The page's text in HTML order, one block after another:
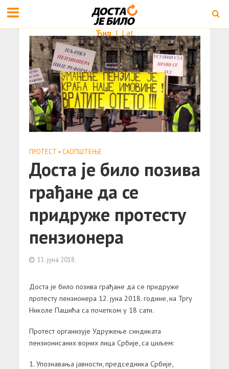
Ћир | Lat
ПРОТЕСТ • САОПШТЕЊE
Доста је било позива
грађане да се
придруже протесту
пензионера
11. јуна 2018.
Доста је било позива грађане да се придруже
протесту пензионера 12. jуна 2018. године, на Тргу
Николе Пашића са почетком у 18 сати.
Протест организује Удружење синдиката
пензионисаних војних лица Србије, са циљем:
1. Упознавања јавности, председника Србије,